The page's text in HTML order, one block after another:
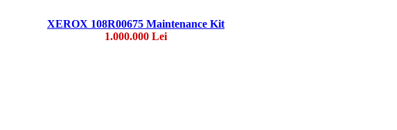
XEROX 108R00675 Maintenance Kit
1.000.000 Lei